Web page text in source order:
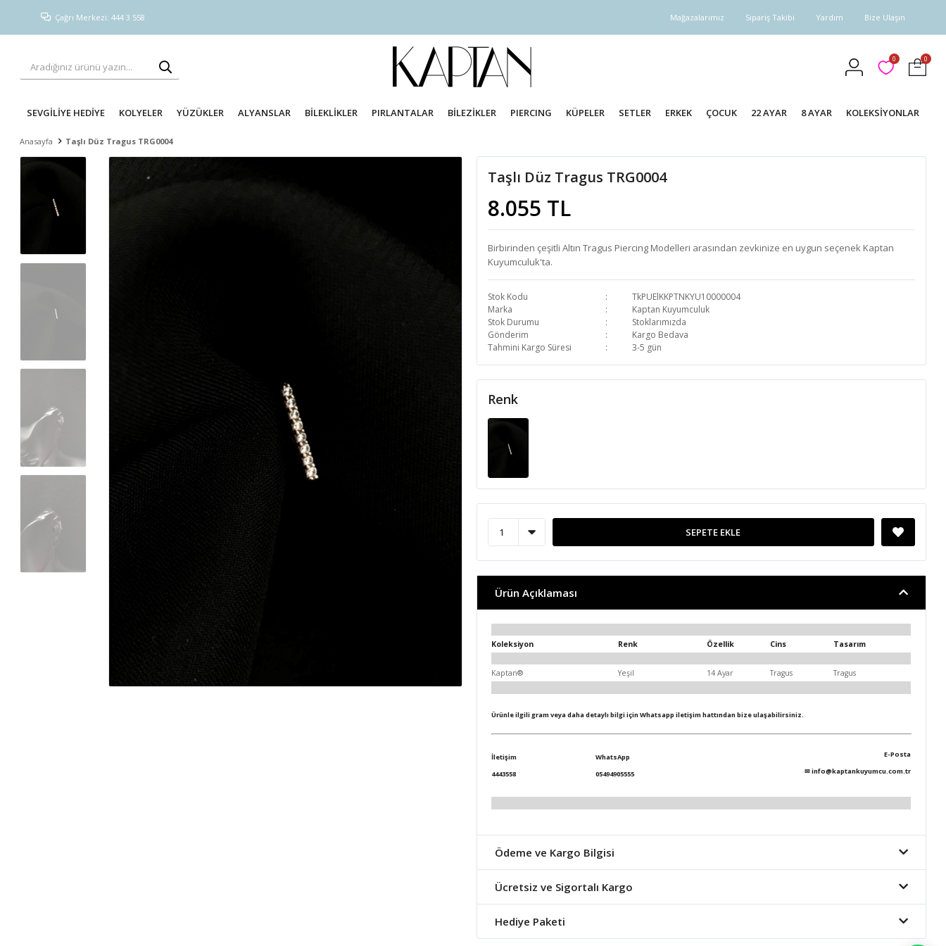
Çağrı Merkezi: 444 3 558 Mağazalarımız Sipariş Takibi Yardım Bize Ulaşın
0 0
SEVGİLİYE HEDİYE KOLYELER YÜZÜKLER ALYANSLAR BİLEKLİKLER PIRLANTALAR BİLEZİKLER PIERCING KÜPELER SETLER ERKEK ÇOCUK 22 AYAR 8 AYAR KOLEKSİYONLAR
Anasayfa Taşlı Düz Tragus TRG0004
Taşlı Düz Tragus TRG0004
8.055 TL
Birbirinden çeşitli Altın Tragus Piercing Modelleri arasından zevkinize en uygun seçenek Kaptan
Kuyumculuk'ta.
Stok Kodu
TkPUElKKPTNKYU10000004
Marka
Kaptan Kuyumculuk
Stok Durumu
Stoklarımızda
Gönderim
Kargo Bedava
Tahmini Kargo Süresi
3-5 gün
Renk
SEPETE EKLE
Ürün Açıklaması
Koleksiyon Renk Özellik Cins Tasarım
Kaptan® Yeşil 14 Ayar Tragus Tragus
Ürünle ilgili gram veya daha detaylı bilgi için Whatsapp iletişim hattından bize ulaşabilirsiniz.
İletişim
4443558
WhatsApp
05494905555
E-Posta
✉info@kaptankuyumcu.com.tr
Ödeme ve Kargo Bilgisi
Ücretsiz ve Sigortalı Kargo
Hediye Paketi